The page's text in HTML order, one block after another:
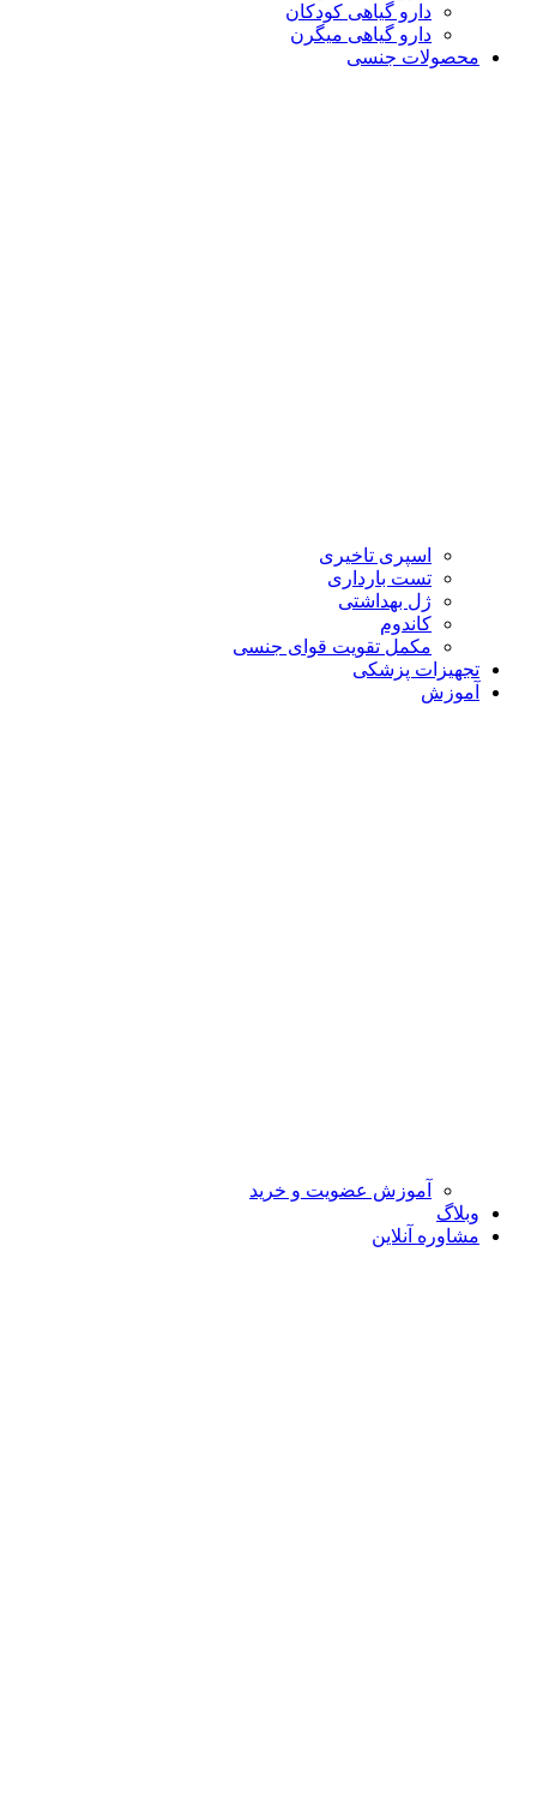
دارو گیاهی کودکان
دارو گیاهی میگرن
محصولات جنسی
اسپری تاخیری
تست بارداری
ژل بهداشتی
کاندوم
مکمل تقویت قوای جنسی
تجهیزات پزشکی
آموزش
آموزش عضویت و خرید
وبلاگ
مشاوره آنلاین